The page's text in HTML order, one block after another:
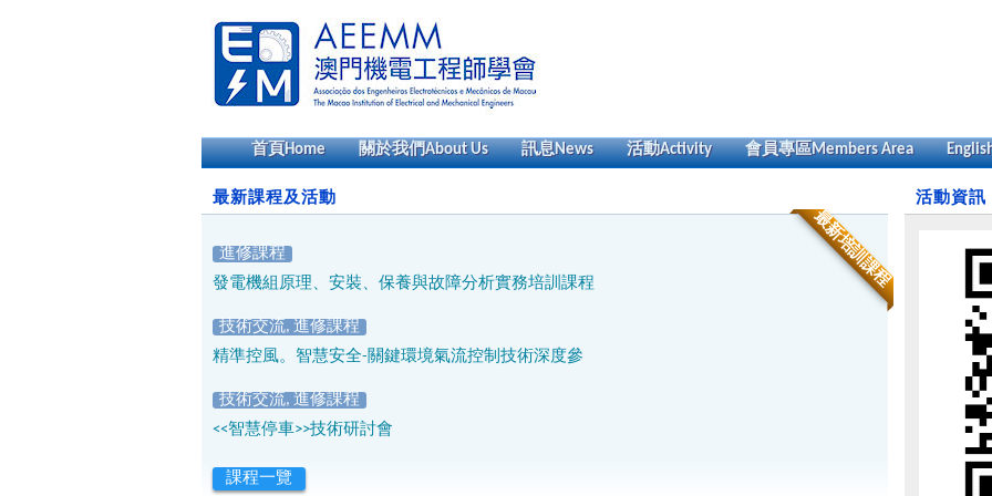
首頁Home 關於我們About Us 訊息News 活動Activity 會員專區Members Area
活動資訊
最新課程及活動
最新培訓課程
進修課程
發電機組原理、安裝、保養與故障分析實務培訓課程
技術交流, 進修課程
精準控風。智慧安全-關鍵環境氣流控制技術深度參
技術交流, 進修課程
<<智慧停車>>技術研討會
課程一覽